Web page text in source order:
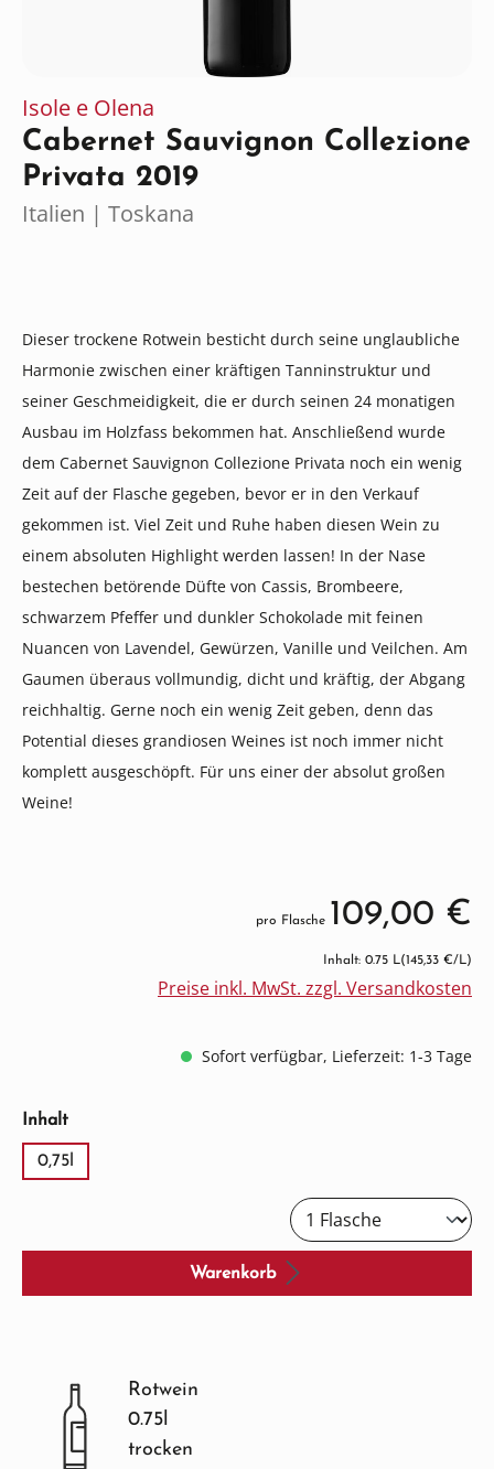
Isole e Olena
Cabernet Sauvignon Collezione
Privata 2019
Italien | Toskana
Dieser trockene Rotwein besticht durch seine unglaubliche
Harmonie zwischen einer kräftigen Tanninstruktur und
seiner Geschmeidigkeit, die er durch seinen 24 monatigen
Ausbau im Holzfass bekommen hat. Anschließend wurde
dem Cabernet Sauvignon Collezione Privata noch ein wenig
Zeit auf der Flasche gegeben, bevor er in den Verkauf
gekommen ist. Viel Zeit und Ruhe haben diesen Wein zu
einem absoluten Highlight werden lassen! In der Nase
bestechen betörende Düfte von Cassis, Brombeere,
schwarzem Pfeffer und dunkler Schokolade mit feinen
Nuancen von Lavendel, Gewürzen, Vanille und Veilchen. Am
Gaumen überaus vollmundig, dicht und kräftig, der Abgang
reichhaltig. Gerne noch ein wenig Zeit geben, denn das
Potential dieses grandiosen Weines ist noch immer nicht
komplett ausgeschöpft. Für uns einer der absolut großen
Weine!
pro Flasche 109,00 €
Inhalt: 0.75 L(145,33 €/L)
Preise inkl. MwSt. zzgl. Versandkosten
Sofort verfügbar, Lieferzeit: 1-3 Tage
Inhaltauswählen
0,75l
Warenkorb
Rotwein
0.75l
trocken